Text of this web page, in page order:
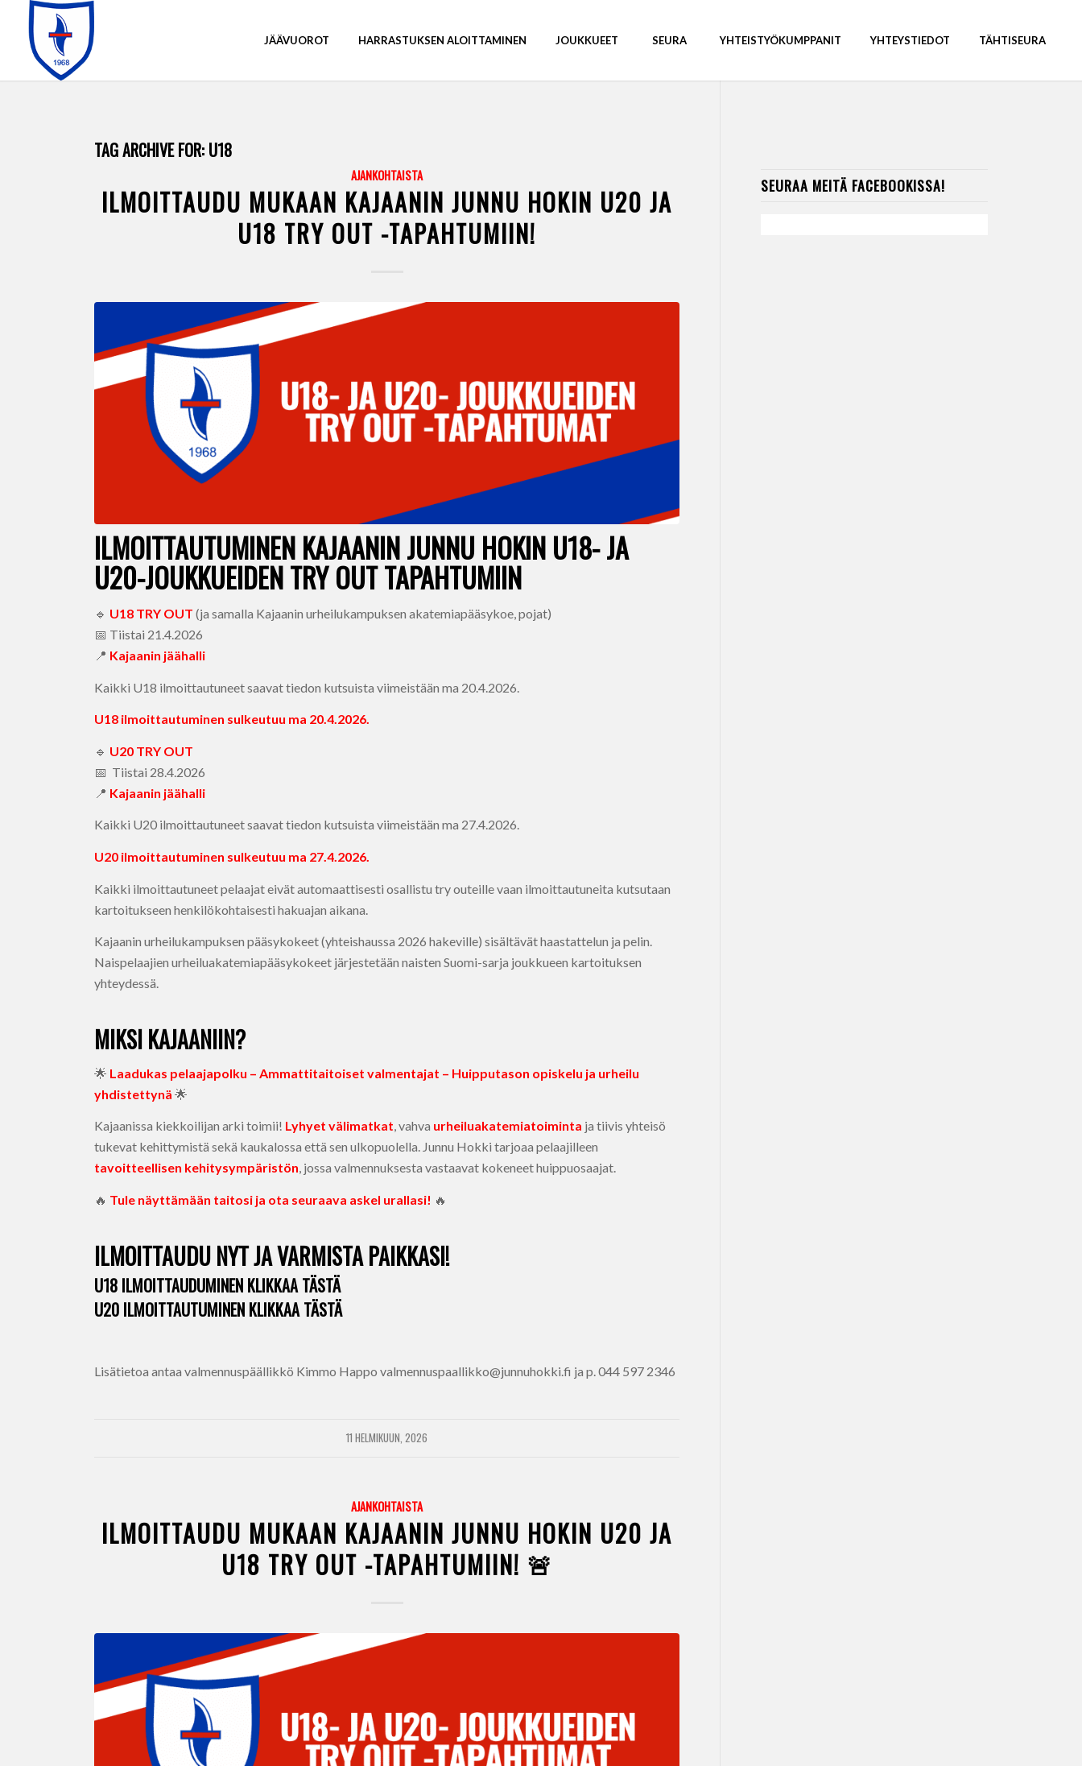
JÄÄVUOROT HARRASTUKSEN ALOITTAMINEN JOUKKUEET SEURA YHTEISTYÖKUMPPANIT YHTEYSTIEDOT TÄHTISEURA
TAG ARCHIVE FOR: U18
AJANKOHTAISTA
ILMOITTAUDU MUKAAN KAJAANIN JUNNU HOKIN U20 JA
U18 TRY OUT -TAPAHTUMIIN!
ILMOITTAUTUMINEN KAJAANIN JUNNU HOKIN U18- JA
U20-JOUKKUEIDEN TRY OUT TAPAHTUMIIN
🔹 U18 TRY OUT (ja samalla Kajaanin urheilukampuksen akatemiapääsykoe, pojat)
📅 Tiistai 21.4.2026
📍 Kajaanin jäähalli
Kaikki U18 ilmoittautuneet saavat tiedon kutsuista viimeistään ma 20.4.2026.
U18 ilmoittautuminen sulkeutuu ma 20.4.2026.
🔹 U20 TRY OUT
📅 Tiistai 28.4.2026
📍 Kajaanin jäähalli
Kaikki U20 ilmoittautuneet saavat tiedon kutsuista viimeistään ma 27.4.2026.
U20 ilmoittautuminen sulkeutuu ma 27.4.2026.
Kaikki ilmoittautuneet pelaajat eivät automaattisesti osallistu try outeille vaan ilmoittautuneita kutsutaan
kartoitukseen henkilökohtaisesti hakuajan aikana.
Kajaanin urheilukampuksen pääsykokeet (yhteishaussa 2026 hakeville) sisältävät haastattelun ja pelin.
Naispelaajien urheiluakatemiapääsykokeet järjestetään naisten Suomi-sarja joukkueen kartoituksen
yhteydessä.
MIKSI KAJAANIIN?
🌟 Laadukas pelaajapolku – Ammattitaitoiset valmentajat – Huipputason opiskelu ja urheilu
yhdistettynä 🌟
Kajaanissa kiekkoilijan arki toimii! Lyhyet välimatkat, vahva urheiluakatemiatoiminta ja tiivis yhteisö
tukevat kehittymistä sekä kaukalossa että sen ulkopuolella. Junnu Hokki tarjoaa pelaajilleen
tavoitteellisen kehitysympäristön, jossa valmennuksesta vastaavat kokeneet huippuosaajat.
🔥 Tule näyttämään taitosi ja ota seuraava askel urallasi! 🔥
ILMOITTAUDU NYT JA VARMISTA PAIKKASI!
U18 ILMOITTAUDUMINEN KLIKKAA TÄSTÄ
U20 ILMOITTAUTUMINEN KLIKKAA TÄSTÄ
Lisätietoa antaa valmennuspäällikkö Kimmo Happo valmennuspaallikko@junnuhokki.fi ja p. 044 597 2346
11 HELMIKUUN, 2026
AJANKOHTAISTA
ILMOITTAUDU MUKAAN KAJAANIN JUNNU HOKIN U20 JA
U18 TRY OUT -TAPAHTUMIIN! 🚨
SEURAA MEITÄ FACEBOOKISSA!